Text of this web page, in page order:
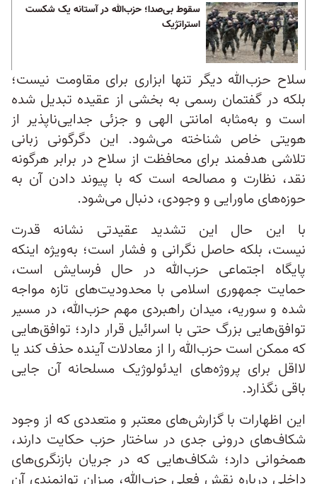
سقوط بی‌صدا؛ حزب‌الله در آستانه یک شکست
استراتژیک
سلاح حزب‌الله دیگر تنها ابزاری برای مقاومت نیست؛
بلکه در گفتمان رسمی به بخشی از عقیده تبدیل شده
است و به‌مثابه امانتی الهی و جزئی جدایی‌ناپذیر از
هویتی خاص شناخته می‌شود. این دگرگونی زبانی
تلاشی هدفمند برای محافظت از سلاح در برابر هرگونه
نقد، نظارت و مصالحه است که با پیوند دادن آن به
حوزه‌های ماورایی و وجودی، دنبال می‌شود.
با این حال این تشدید عقیدتی نشانه قدرت
نیست، بلکه حاصل نگرانی و فشار است؛ به‌ویژه اینکه
پایگاه اجتماعی حزب‌الله در حال فرسایش است،
حمایت جمهوری اسلامی با محدودیت‌های تازه مواجه
شده و سوریه، میدان راهبردی مهم حزب‌الله، در مسیر
توافق‌هایی بزرگ حتی با اسرائیل قرار دارد؛ توافق‌هایی
که ممکن است حزب‌الله را از معادلات آینده حذف کند یا
لااقل برای پروژه‌های ایدئولوژیک مسلحانه آن جایی
باقی نگذارد.
این اظهارات با گزارش‌های معتبر و متعددی که از وجود
شکاف‌های درونی جدی در ساختار حزب حکایت دارند،
همخوانی دارد؛ شکاف‌هایی که در جریان بازنگری‌های